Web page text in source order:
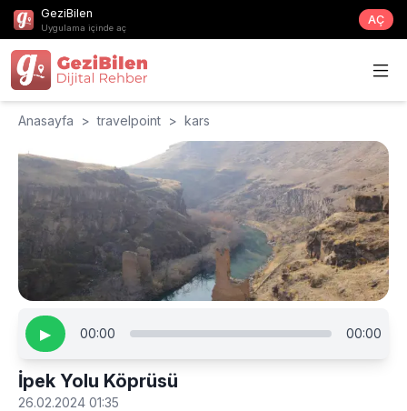
GeziBilen
Uygulama içinde aç
AÇ
Anasayfa > travelpoint > kars
▶ 00:00 00:00
İpek Yolu Köprüsü
26.02.2024 01:35